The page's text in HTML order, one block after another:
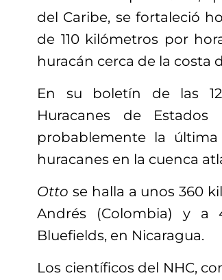
del Caribe, se fortaleció
de 110 kilómetros por
huracán cerca de la costa
En su boletín de las
Huracanes de
probablemente la
huracanes en la cuenca
Otto se halla a unos 360
Andrés (Colombia) y a
Bluefields, en Nicaragua.
Los científicos del NHC,